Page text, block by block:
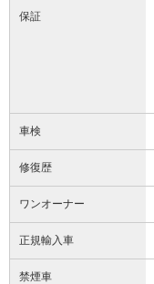
保証
車検
修復歴
ワンオーナー
正規輸入車
禁煙車